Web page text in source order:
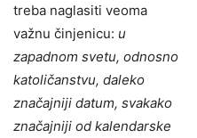
treba naglasiti veoma
važnu činjenicu: u
zapadnom svetu, odnosno
katoličanstvu, daleko
značajniji datum, svakako
značajniji od kalendarske